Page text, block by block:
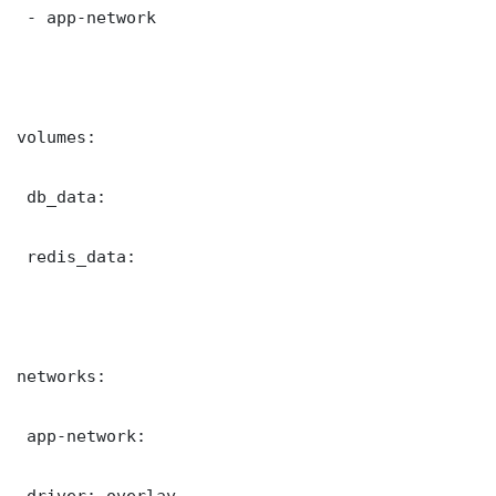
- app-network
volumes:
db_data:
redis_data:
networks:
app-network: